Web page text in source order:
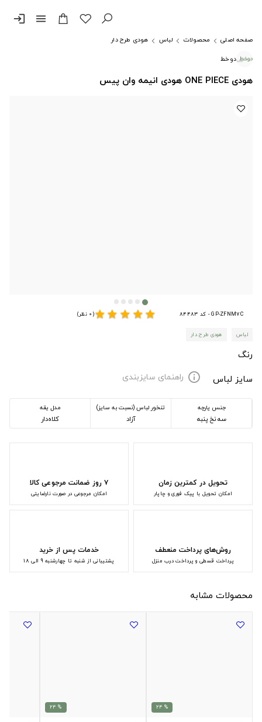
menu
login
صفحه اصلی محصولات لباس
هودی طرح دار
دوخط
هودی ONE PIECE هودی انیمه وان پیس
GP-ZFNM7C - کد 84483 star
star
star
star
star(0 نظر)
لباس هودی طرح دار
رنگ
سایز لباس
info راهنمای سایزبندی
جنس پارچه
سه نخ پنبه
تنخور لباس (نسبت به سایز)
آزاد
مدل یقه
کلاه‌دار
تحویل در کمترین زمان
امکان تحویل با پیک فوری و چاپار
۷ روز ضمانت مرجوعی کالا
امکان مرجوعی در صورت نارضایتی
روش‌های پرداخت منعطف
پرداخت قسطی و پرداخت درب منزل
خدمات پس از خرید
پشتیبانی از شنبه تا چهارشنبه 9 الی 18
محصولات مشابه
% 24
% 24